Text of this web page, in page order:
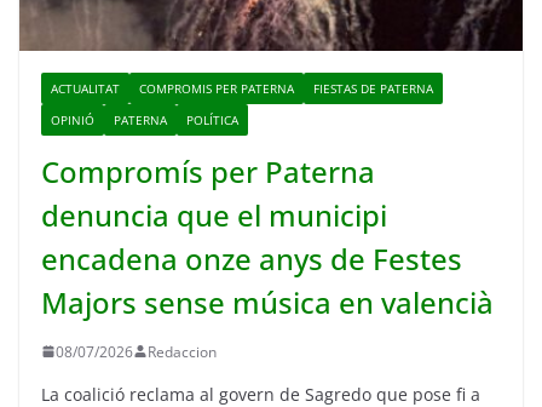
ACTUALITAT COMPROMIS PER PATERNA
FIESTAS DE PATERNA
OPINIÓ
PATERNA POLÍTICA
Compromís per Paterna
denuncia que el municipi
encadena onze anys de Festes
Majors sense música en valencià
08/07/2026 Redaccion
La coalició reclama al govern de Sagredo que pose fi a